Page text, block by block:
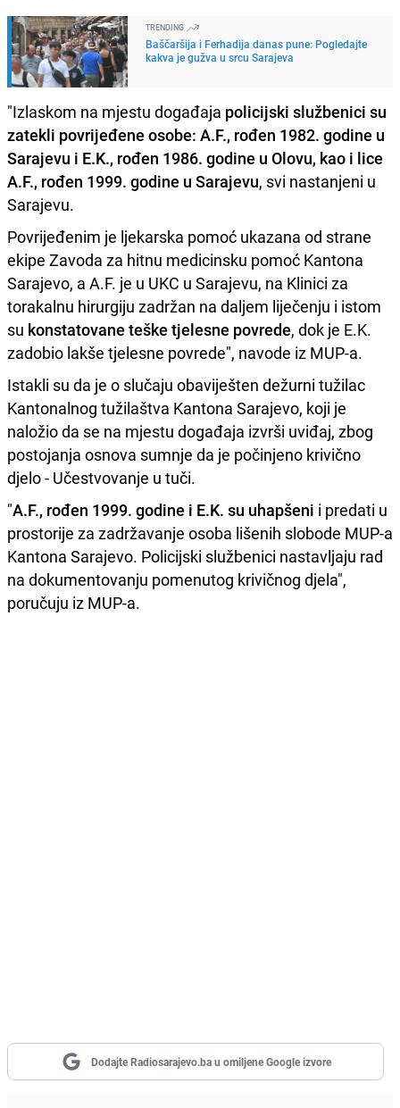
TRENDING
Baščaršija i Ferhadija danas pune: Pogledajte
kakva je gužva u srcu Sarajeva
"Izlaskom na mjestu događaja policijski službenici su
zatekli povrijeđene osobe: A.F., rođen 1982. godine u
Sarajevu i E.K., rođen 1986. godine u Olovu, kao i lice
A.F., rođen 1999. godine u Sarajevu, svi nastanjeni u
Sarajevu.
Povrijeđenim je ljekarska pomoć ukazana od strane
ekipe Zavoda za hitnu medicinsku pomoć Kantona
Sarajevo, a A.F. je u UKC u Sarajevu, na Klinici za
torakalnu hirurgiju zadržan na daljem liječenju i istom
su konstatovane teške tjelesne povrede, dok je E.K.
zadobio lakše tjelesne povrede", navode iz MUP-a.
Istakli su da je o slučaju obaviješten dežurni tužilac
Kantonalnog tužilaštva Kantona Sarajevo, koji je
naložio da se na mjestu događaja izvrši uviđaj, zbog
postojanja osnova sumnje da je počinjeno krivično
djelo - Učestvovanje u tuči.
"A.F., rođen 1999. godine i E.K. su uhapšeni i predati u
prostorije za zadržavanje osoba lišenih slobode MUP-a
Kantona Sarajevo. Policijski službenici nastavljaju rad
na dokumentovanju pomenutog krivičnog djela",
poručuju iz MUP-a.
Dodajte Radiosarajevo.ba u omiljene Google izvore